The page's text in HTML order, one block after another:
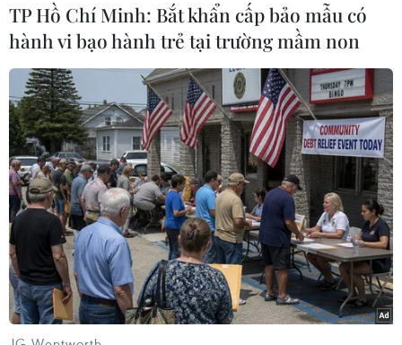
#Nội thất Xuân Hòa #Hệ thống quản trị
#ISO 14001
#ISO 9001
#Quản lý sản xuất TPS
#Lean 6Sigma
#KPI
#Kaizen Phú Thọ Vĩnh Phúc
TP Hồ Chí Minh: Bắt khẩn cấp bảo mẫu có
hành vi bạo hành trẻ tại trường mầm non